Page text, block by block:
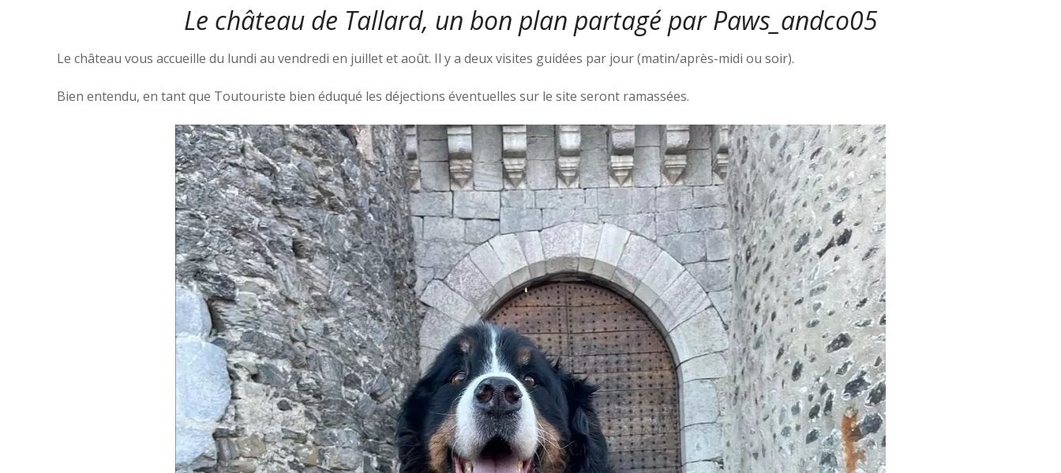
Le château de Tallard, un bon plan partagé parPaws_andco05
Le château vous accueille du lundi au vendredi en juillet et août. Il y a deux visites guidées par jour (matin/après-midi ou soir).
Bien entendu, en tant que Toutouriste bien éduqué les déjections éventuelles sur le site seront ramassées.